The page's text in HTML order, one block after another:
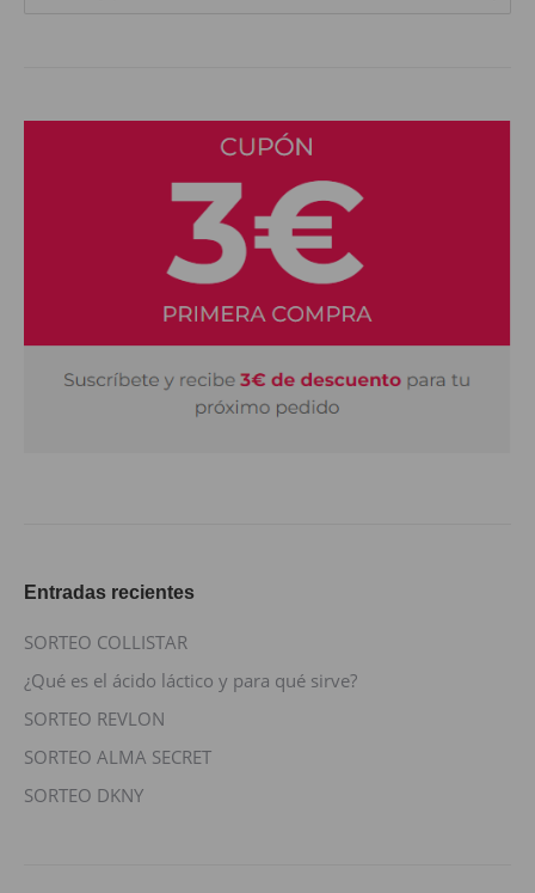
Entradas recientes
SORTEO COLLISTAR
¿Qué es el ácido láctico y para qué sirve?
SORTEO REVLON
SORTEO ALMA SECRET
SORTEO DKNY